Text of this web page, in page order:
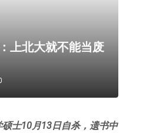
上北大就不能当废
士10月13日自杀，遗书中